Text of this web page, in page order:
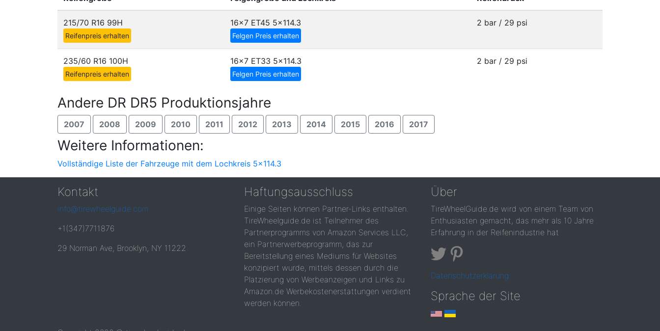
215/70 R16 99H
Reifenpreis erhalten
16x7 ET45 5x114.3
Felgen Preis erhalten
2 bar / 29 psi
235/60 R16 100H
Reifenpreis erhalten
16x7 ET33 5x114.3
Felgen Preis erhalten
2 bar / 29 psi
Andere DR DR5 Produktionsjahre
2007 2008 2009 2010 2011 2012 2013 2014 2015 2016 2017
Weitere Informationen:
Vollständige Liste der Fahrzeuge mit dem Lochkreis 5x114.3
Kontakt
info@tirewheelguide.com
+1(347)7711876
29 Norman Ave, Brooklyn, NY 11222
Haftungsausschluss
Einige Seiten können Partner-Links enthalten.
TireWheelguide.de ist Teilnehmer des
Partnerprogramms von Amazon Services LLC,
ein Partnerwerbeprogramm, das zur
Bereitstellung eines Mediums für Websites
konzipiert wurde, mittels dessen durch die
Platzierung von Werbeanzeigen und Links zu
Amazon.de Werbekostenerstattungen verdient
werden können.
Über
TireWheelGuide.de wird von einem Team von
Enthusiasten gemacht, das mehr als 10 Jahre
Erfahrung in der Reifenindustrie hat
Datenschutzerklärung
Sprache der Site